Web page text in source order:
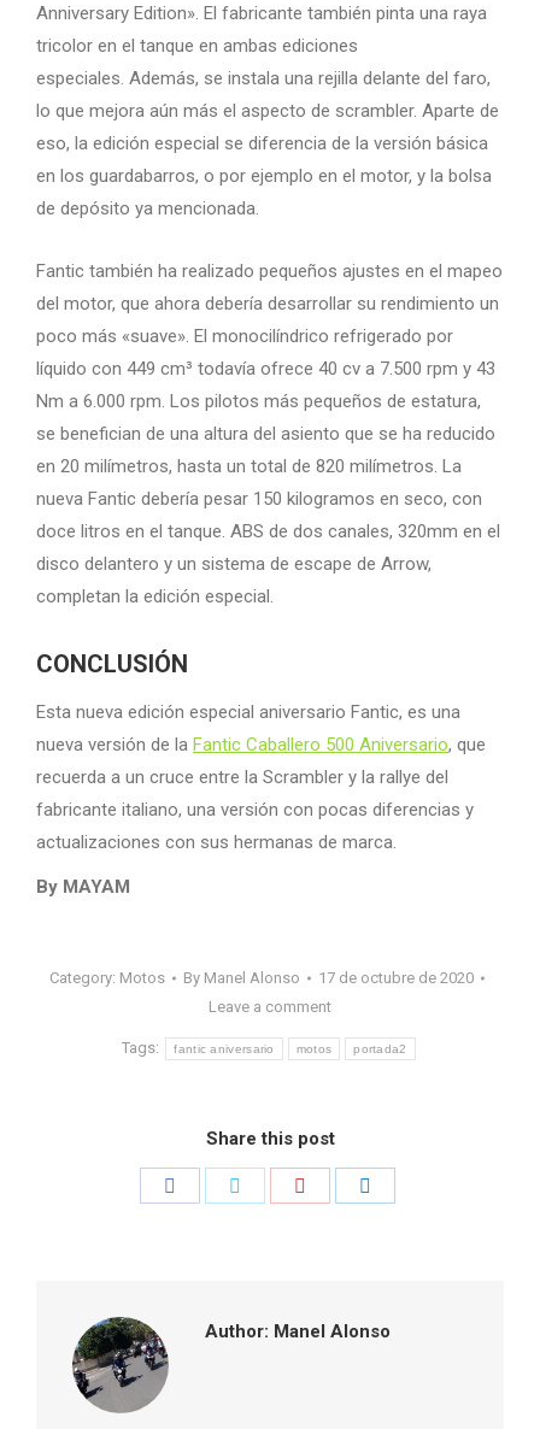
Anniversary Edition». El fabricante también pinta una raya
tricolor en el tanque en ambas ediciones
especiales. Además, se instala una rejilla delante del faro,
lo que mejora aún más el aspecto de scrambler. Aparte de
eso, la edición especial se diferencia de la versión básica
en los guardabarros, o por ejemplo en el motor, y la bolsa
de depósito ya mencionada.
Fantic también ha realizado pequeños ajustes en el mapeo
del motor, que ahora debería desarrollar su rendimiento un
poco más «suave». El monocilíndrico refrigerado por
líquido con 449 cm³ todavía ofrece 40 cv a 7.500 rpm y 43
Nm a 6.000 rpm. Los pilotos más pequeños de estatura,
se benefician de una altura del asiento que se ha reducido
en 20 milímetros, hasta un total de 820 milímetros. La
nueva Fantic debería pesar 150 kilogramos en seco, con
doce litros en el tanque. ABS de dos canales, 320mm en el
disco delantero y un sistema de escape de Arrow,
completan la edición especial.
CONCLUSIÓN
Esta nueva edición especial aniversario Fantic, es una
nueva versión de la Fantic Caballero 500 Aniversario, que
recuerda a un cruce entre la Scrambler y la rallye del
fabricante italiano, una versión con pocas diferencias y
actualizaciones con sus hermanas de marca.
By MAYAM
Category: Motos By Manel Alonso
17 de octubre de 2020
Leave a comment
Tags: fantic aniversario motos portada2
Share this post
Author: Manel Alonso